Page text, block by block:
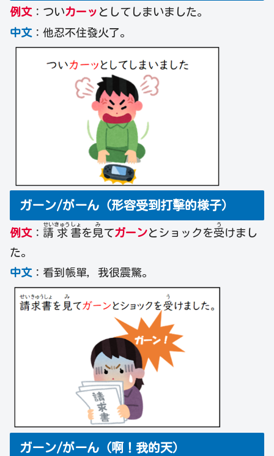
例文 ：ついカーッ としてしまいました。
中文 ：他忍不住發火了。
ガーン/がーん（形容受到打擊的様子）
例文 ： 請
せい
求
きゅう
書
しょ
を見
み
てガーンとショックを受
う
けまし
た。
中文 ：看到帳單，我很震驚。
ガーン/がーん（啊！我的天）